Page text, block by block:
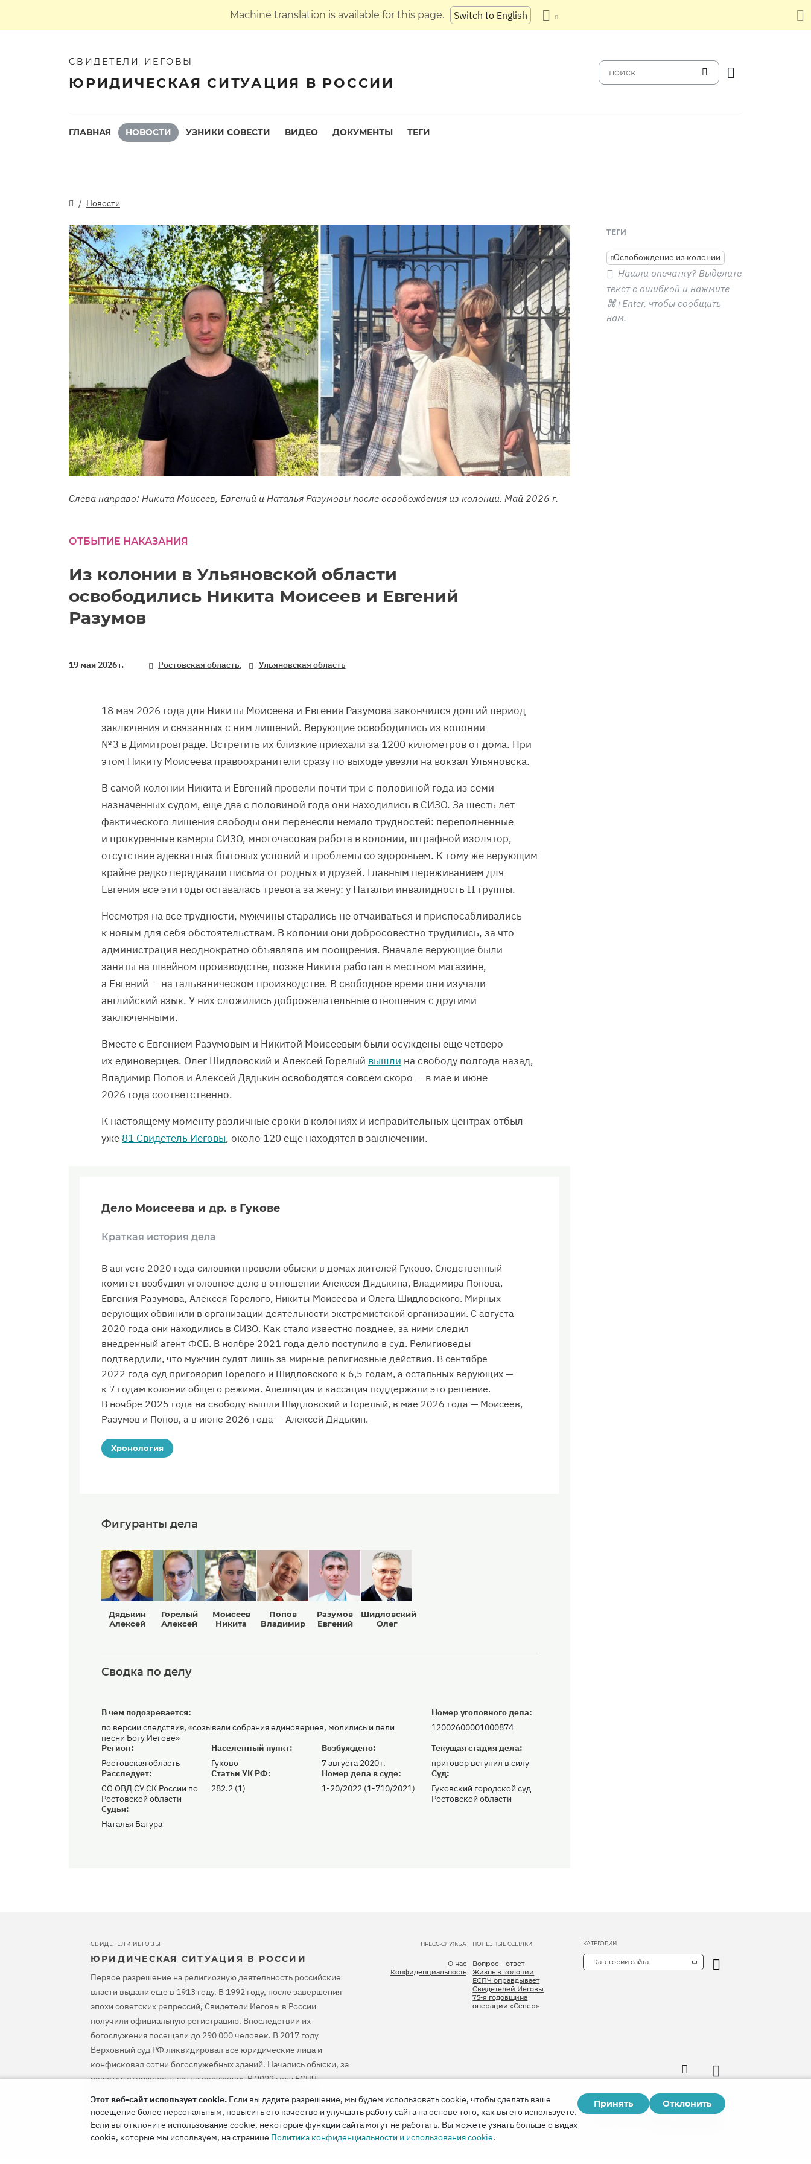
Machine translation is available for this page. Switch to English
СВИДЕТЕЛИ ИЕГОВЫ
ЮРИДИЧЕСКАЯ СИТУАЦИЯ В РОССИИ
ГЛАВНАЯ НОВОСТИ УЗНИКИ СОВЕСТИ ВИДЕО ДОКУМЕНТЫ ТЕГИ
Новости
Слева направо: Никита Моисеев, Евгений и Наталья Разумовы после освобождения из колонии. Май 2026 г.
ОТБЫТИЕ НАКАЗАНИЯ
Из колонии в Ульяновской области
освободились Никита Моисеев и Евгений
Разумов
19 мая 2026 г. Ростовская область, Ульяновская область
18 мая 2026 года для Никиты Моисеева и Евгения Разумова закончился долгий период
заключения и связанных с ним лишений. Верующие освободились из колонии
№ 3 в Димитровграде. Встретить их близкие приехали за 1200 километров от дома. При
этом Никиту Моисеева правоохранители сразу по выходе увезли на вокзал Ульяновска.
В самой колонии Никита и Евгений провели почти три с половиной года из семи
назначенных судом, еще два с половиной года они находились в СИЗО. За шесть лет
фактического лишения свободы они перенесли немало трудностей: переполненные
и прокуренные камеры СИЗО, многочасовая работа в колонии, штрафной изолятор,
отсутствие адекватных бытовых условий и проблемы со здоровьем. К тому же верующим
крайне редко передавали письма от родных и друзей. Главным переживанием для
Евгения все эти годы оставалась тревога за жену: у Натальи инвалидность II группы.
Несмотря на все трудности, мужчины старались не отчаиваться и приспосабливались
к новым для себя обстоятельствам. В колонии они добросовестно трудились, за что
администрация неоднократно объявляла им поощрения. Вначале верующие были
заняты на швейном производстве, позже Никита работал в местном магазине,
а Евгений — на гальваническом производстве. В свободное время они изучали
английский язык. У них сложились доброжелательные отношения с другими
заключенными.
Вместе с Евгением Разумовым и Никитой Моисеевым были осуждены еще четверо
их единоверцев. Олег Шидловский и Алексей Горелый вышли на свободу полгода назад,
Владимир Попов и Алексей Дядькин освободятся совсем скоро — в мае и июне
2026 года соответственно.
К настоящему моменту различные сроки в колониях и исправительных центрах отбыл
уже 81 Свидетель Иеговы, около 120 еще находятся в заключении.
ТЕГИ
Освобождение из колонии
Нашли опечатку? Выделите
текст с ошибкой и нажмите
⌘+Enter, чтобы сообщить
нам.
Дело Моисеева и др. в Гукове
Краткая история дела
В августе 2020 года силовики провели обыски в домах жителей Гуково. Следственный
комитет возбудил уголовное дело в отношении Алексея Дядькина, Владимира Попова,
Евгения Разумова, Алексея Горелого, Никиты Моисеева и Олега Шидловского. Мирных
верующих обвинили в организации деятельности экстремистской организации. С августа
2020 года они находились в СИЗО. Как стало известно позднее, за ними следил
внедренный агент ФСБ. В ноябре 2021 года дело поступило в суд. Религиоведы
подтвердили, что мужчин судят лишь за мирные религиозные действия. В сентябре
2022 года суд приговорил Горелого и Шидловского к 6,5 годам, а остальных верующих —
к 7 годам колонии общего режима. Апелляция и кассация поддержали это решение.
В ноябре 2025 года на свободу вышли Шидловский и Горелый, в мае 2026 года — Моисеев,
Разумов и Попов, а в июне 2026 года — Алексей Дядькин.
Хронология
Фигуранты дела
Дядькин
Алексей
Горелый
Алексей
Моисеев
Никита
Попов
Владимир
Разумов
Евгений
Шидловский
Олег
Сводка по делу
Регион:
Ростовская область
Населенный пункт:
Гуково
В чем подозревается:
по версии следствия, «созывали собрания единоверцев, молились и пели
песни Богу Иегове»
Номер уголовного дела:
12002600001000874
Возбуждено:
7 августа 2020 г.
Текущая стадия дела:
приговор вступил в силу
Расследует:
СО ОВД СУ СК России по
Ростовской области
Статьи УК РФ:
282.2 (1)
Номер дела в суде:
1-20/2022 (1-710/2021)
Суд:
Гуковский городской суд
Ростовской области
Судья:
Наталья Батура
СВИДЕТЕЛИ ИЕГОВЫ
ЮРИДИЧЕСКАЯ СИТУАЦИЯ В РОССИИ
Первое разрешение на религиозную деятельность российские
власти выдали еще в 1913 году. В 1992 году, после завершения
эпохи советских репрессий, Свидетели Иеговы в России
получили официальную регистрацию. Впоследствии их
богослужения посещали до 290 000 человек. В 2017 году
Верховный суд РФ ликвидировал все юридические лица и
конфисковал сотни богослужебных зданий. Начались обыски, за
решетку отправлены сотни верующих. В 2022 году ЕСПЧ
оправдал Свидетелей Иеговы, предписал остановить их
уголовное преследование и компенсировать весь причиненный
им вред.
ПРЕСС-СЛУЖБА
О нас
Конфиденциальность
ПОЛЕЗНЫЕ ССЫЛКИ
Вопрос – ответ
Жизнь в колонии
ЕСПЧ оправдывает
Свидетелей Иеговы
75-я годовщина
операции «Север»
КАТЕГОРИИ
Категории сайта
Этот веб-сайт использует cookie. Если вы дадите разрешение, мы будем использовать cookie, чтобы сделать ваше
посещение более персональным, повысить его качество и улучшать работу сайта на основе того, как вы его используете.
Если вы отклоните использование cookie, некоторые функции сайта могут не работать. Вы можете узнать больше о видах
cookie, которые мы используем, на странице Политика конфиденциальности и использования cookie.
Принять Отклонить